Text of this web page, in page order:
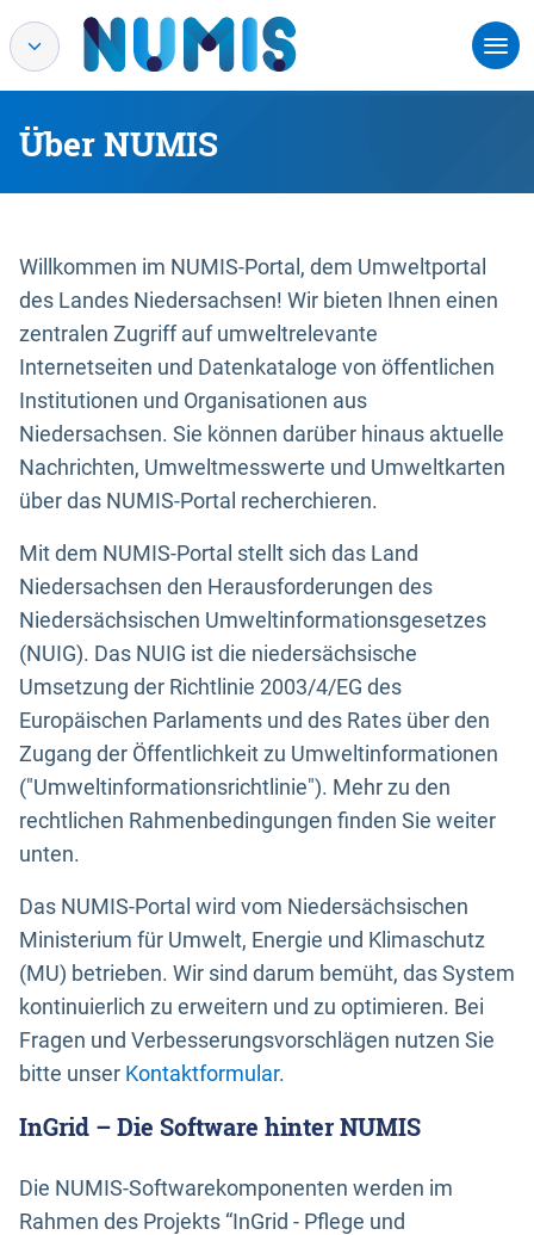
Über NUMIS
Willkommen im NUMIS-Portal, dem Umweltportal
des Landes Niedersachsen! Wir bieten Ihnen einen
zentralen Zugriff auf umweltrelevante
Internetseiten und Datenkataloge von öffentlichen
Institutionen und Organisationen aus
Niedersachsen. Sie können darüber hinaus aktuelle
Nachrichten, Umweltmesswerte und Umweltkarten
über das NUMIS-Portal recherchieren.
Mit dem NUMIS-Portal stellt sich das Land
Niedersachsen den Herausforderungen des
Niedersächsischen Umweltinformationsgesetzes
(NUIG). Das NUIG ist die niedersächsische
Umsetzung der Richtlinie 2003/4/EG des
Europäischen Parlaments und des Rates über den
Zugang der Öffentlichkeit zu Umweltinformationen
("Umweltinformationsrichtlinie"). Mehr zu den
rechtlichen Rahmenbedingungen finden Sie weiter
unten.
Das NUMIS-Portal wird vom Niedersächsischen
Ministerium für Umwelt, Energie und Klimaschutz
(MU) betrieben. Wir sind darum bemüht, das System
kontinuierlich zu erweitern und zu optimieren. Bei
Fragen und Verbesserungsvorschlägen nutzen Sie
bitte unser Kontaktformular.
InGrid – Die Software hinter NUMIS
Die NUMIS-Softwarekomponenten werden im
Rahmen des Projekts “InGrid - Pflege und